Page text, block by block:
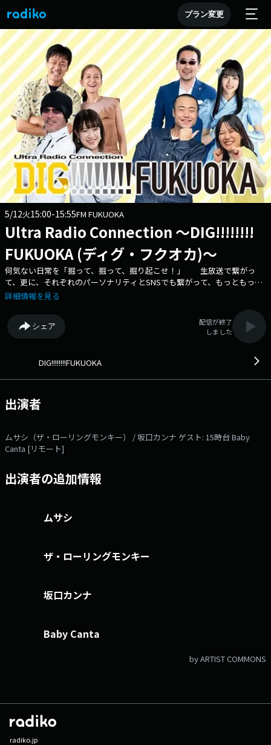
プラン変更
5/12火15:00-15:55FM FUKUOKA
Ultra Radio Connection ～DIG!!!!!!!!
FUKUOKA (ディグ・フクオカ)～
何気ない日常を「掘って、掘って、掘り起こせ！」 生放送で繋がっ
て、更に、それぞれのパーソナリティとSNSでも繋がって、もっともっと
深い関係になりましょう！ ▽15:09〜 【 TODAY'S REPORT 】 -
】 - 本日のゲスト： 15時台 Baby Canta [リモート] 番組Webサイ
ト：https://fmfukuoka.co.jp/program/dig/ メールアドレス：
dig@fmfukuoka.jp メッセージフォーム：
「#digfukuoka」 Xアカウントは「@digfukuoka」
詳細情報を見る
シェア
配信が終了
しました
DIG!!!!!!!!FUKUOKA
出演者
ムサシ（ザ・ローリングモンキー） / 坂口カンナ ゲスト: 15時台 Baby
Canta [リモート]
出演者の追加情報
ムサシ
ザ・ローリングモンキー
坂口カンナ
Baby Canta
by ARTIST COMMONS
radiko.jp